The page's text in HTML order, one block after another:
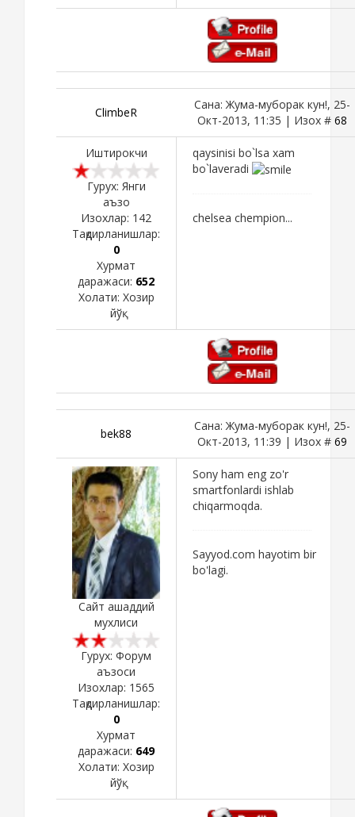
ClimbeR
Сана: Жума-муборак кун!, 25-
Окт-2013, 11:35 | Изох # 68
Иштирокчи
Гурух: Янги
аъзо
Изохлар: 142
Тақдирланишлар:
0
Хурмат
даражаси: 652
Холати: Хозир
йўқ
qaysinisi bo`lsa xam
bo`laveradi
chelsea chempion...
bek88
Сана: Жума-муборак кун!, 25-
Окт-2013, 11:39 | Изох # 69
Сайт ашаддий
мухлиси
Гурух: Форум
аъзоси
Изохлар: 1565
Тақдирланишлар:
0
Хурмат
даражаси: 649
Холати: Хозир
йўқ
Sony ham eng zo'r
smartfonlardi ishlab
chiqarmoqda.
Sayyod.com hayotim bir
bo'lagi.